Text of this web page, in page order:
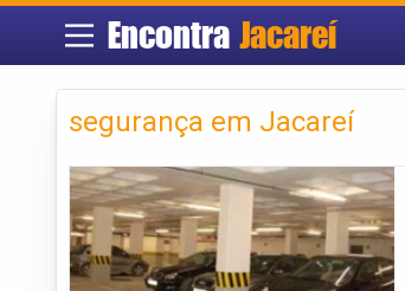
Encontra Jacareí
segurança em Jacareí